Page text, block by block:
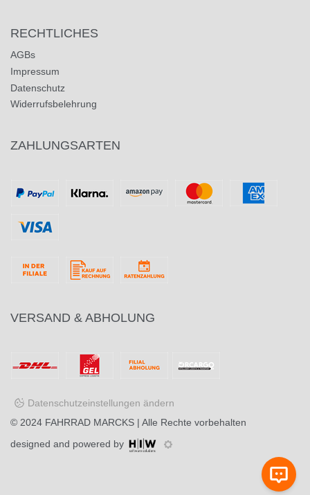
RECHTLICHES
AGBs
Impressum
Datenschutz
Widerrufsbelehrung
ZAHLUNGSARTEN
VERSAND & ABHOLUNG
Datenschutzeinstellungen ändern
© 2024 FAHRRAD MARCKS | Alle Rechte vorbehalten
designed and powered by